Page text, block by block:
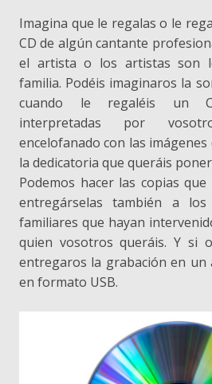
Imagina que le regalas o le
CD de algún cantante
el artista o los artistas son
familia. Podéis imaginaros la
cuando le regaléis un
interpretadas por
encelofanado con las
la dedicatoria que queráis
Podemos hacer las copias
entregárselas también a
familiares que hayan
quien vosotros queráis. Y si
entregaros la grabación en un
en formato USB.